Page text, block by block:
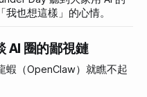
也想這樣」的心情。
AI 圈的鄙視鏈
蝦（OpenClaw）就瞧不起